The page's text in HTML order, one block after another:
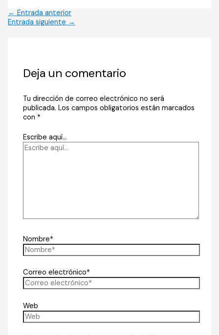
← Entrada anterior
Entrada siguiente →
Deja un comentario
Tu dirección de correo electrónico no será
publicada. Los campos obligatorios están marcados
con *
Escribe aquí...
Nombre*
Correo electrónico*
Web